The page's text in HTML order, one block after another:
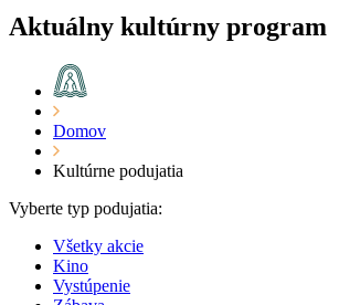
Aktuálny kultúrny program
Domov
Kultúrne podujatia
Vyberte typ podujatia:
Všetky akcie
Kino
Vystúpenie